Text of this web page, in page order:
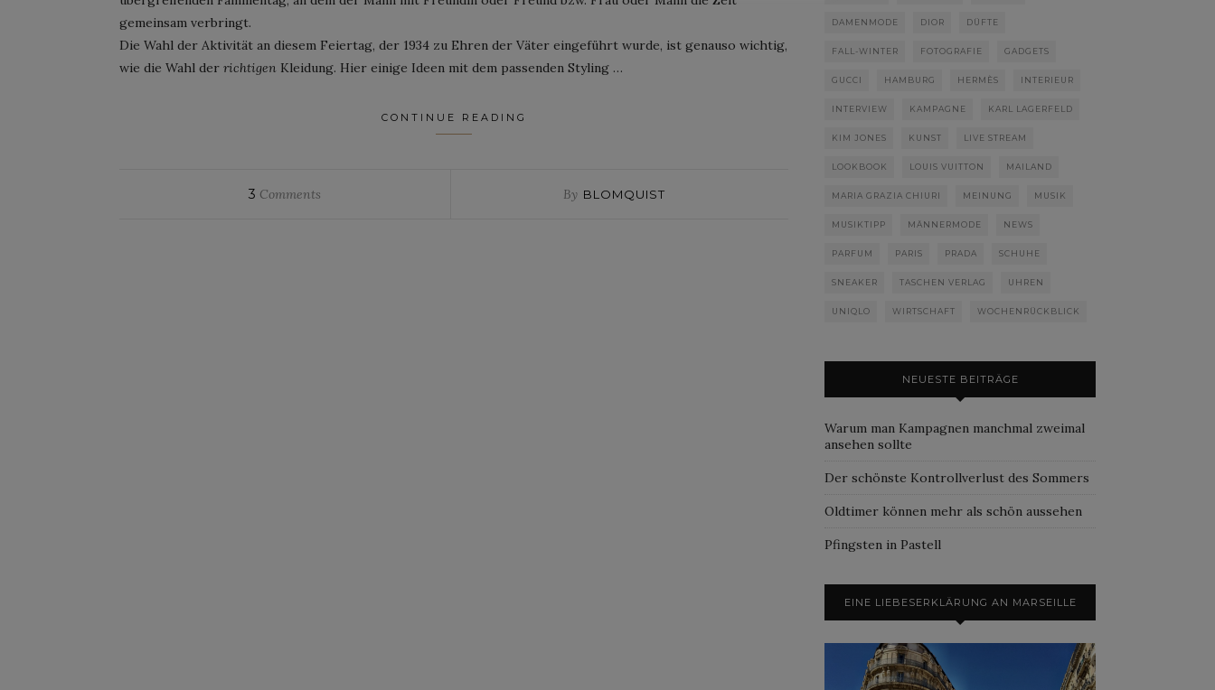
gemeinsam verbringt.
Die Wahl der Aktivität an diesem Feiertag, der 1934 zu Ehren der Väter eingeführt wurde, ist genauso wichtig,
wie die Wahl der richtigen Kleidung. Hier einige Ideen mit dem passenden Styling …
CONTINUE READING
3 Comments By BLOMQUIST
DAMENMODE DIOR DÜFTE
FALL-WINTER FOTOGRAFIE GADGETS
GUCCI HAMBURG HERMÈS INTERIEUR
INTERVIEW KAMPAGNE KARL LAGERFELD
KIM JONES KUNST LIVE STREAM
LOOKBOOK LOUIS VUITTON MAILAND
MARIA GRAZIA CHIURI MEINUNG MUSIK
MUSIKTIPP MÄNNERMODE NEWS
PARFUM PARIS PRADA SCHUHE
SNEAKER TASCHEN VERLAG UHREN
UNIQLO WIRTSCHAFT WOCHENRÜCKBLICK
NEUESTE BEITRÄGE
Warum man Kampagnen manchmal zweimal
ansehen sollte
Der schönste Kontrollverlust des Sommers
Oldtimer können mehr als schön aussehen
Pfingsten in Pastell
EINE LIEBESERKLÄRUNG AN MARSEILLE